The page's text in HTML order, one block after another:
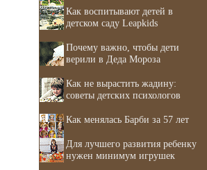
Как воспитывают детей в
детском саду Leapkids
Почему важно, чтобы дети
верили в Деда Мороза
Как не вырастить жадину:
советы детских психологов
Как менялась Барби за 57 лет
Для лучшего развития ребенку
нужен минимум игрушек